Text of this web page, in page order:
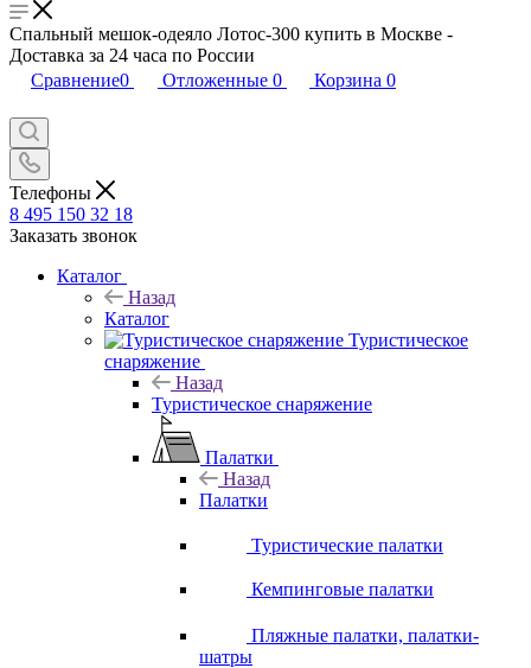
Спальный мешок-одеяло Лотос-300 купить в Москве -
Доставка за 24 часа по России
Сравнение0 Отложенные 0 Корзина 0
Телефоны
8 495 150 32 18
Заказать звонок
Каталог
Назад
Каталог
Туристическое
снаряжение
Назад
Туристическое снаряжение
Палатки
Назад
Палатки
Туристические палатки
Кемпинговые палатки
Пляжные палатки, палатки-
шатры